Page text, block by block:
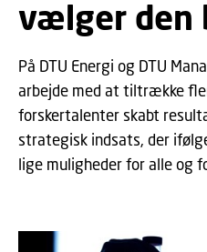
vælger den
På DTU Energi og DTU
arbejde med at tiltrække
forskertalenter skabt
strategisk indsats, der
lige muligheder for alle og